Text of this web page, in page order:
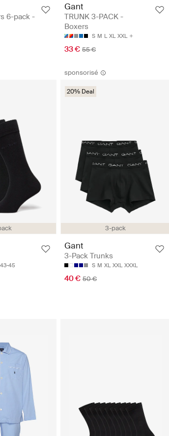
6-pack -
Gant
TRUNK 3-PACK -
Boxers
S M L XL XXL
33 € 55 €
43-45
sponsorisé
3-pack
20% Deal
Gant
3-Pack Trunks
S M XL XXL XXXL
40 € 50 €